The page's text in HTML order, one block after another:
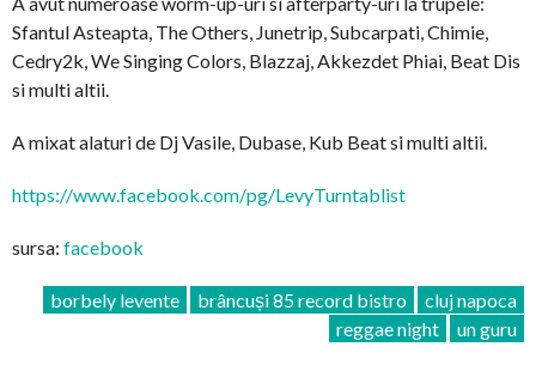
Sfantul Asteapta, The Others, Junetrip, Subcarpati, Chimie,
Cedry2k, We Singing Colors, Blazzaj, Akkezdet Phiai, Beat Dis
si multi altii.
A mixat alaturi de Dj Vasile, Dubase, Kub Beat si multi altii.
https://www.facebook.com/pg/LevyTurntablist
sursa: facebook
borbely levente brâncuși 85 record bistro
cluj napoca
reggae night
un guru